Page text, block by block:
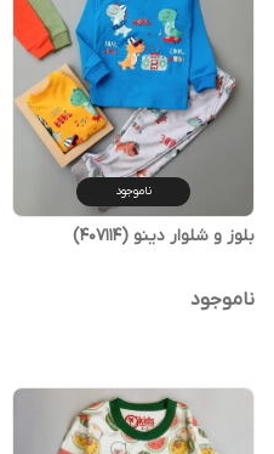
ناموجود
بلوز و شلوار دینو (407114)
ناموجود